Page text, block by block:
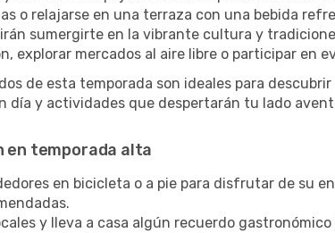
o relajarse en una terraza con una bebida
sumergirte en la vibrante cultura y
explorar mercados al aire libre o participar en
de esta temporada son ideales para
día y actividades que despertarán tu lado
en temporada alta
en bicicleta o a pie para disfrutar de su
y lleva a casa algún recuerdo gastronómico